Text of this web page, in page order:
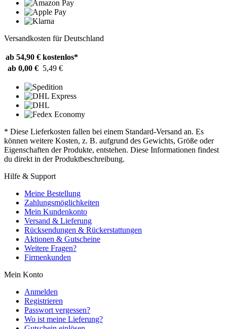
Versandkosten für Deutschland
ab 54,90 € kostenlos*
ab 0,00 € 5,49 €
* Diese Lieferkosten fallen bei einem Standard-Versand an. Es
können weitere Kosten, z. B. aufgrund des Gewichts, Größe oder
Eigenschaften der Produkte, entstehen. Diese Informationen findest
du direkt in der Produktbeschreibung.
Hilfe & Support
Meine Bestellung
Zahlungsmöglichkeiten
Mein Kundenkonto
Versand & Lieferung
Rücksendungen & Rückerstattungen
Aktionen & Gutscheine
Weitere Fragen?
Firmenkunden
Mein Konto
Anmelden
Registrieren
Passwort vergessen?
Wo ist meine Lieferung?